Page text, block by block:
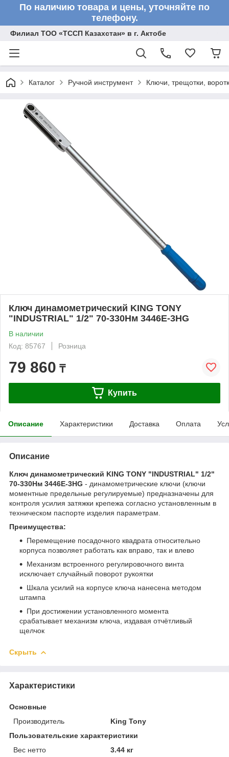
По наличию товара и цены, уточняйте по
телефону.
Филиал ТОО «ТССП Казахстан» в г. Актобе
Каталог Ручной инструмент Ключи, трещотки,
Ключ динамометрический KING TONY
"INDUSTRIAL" 1/2" 70-330Нм 3446E-3HG
В наличии
Код: 85767
Розница
79 860 ₸
Купить
Описание Характеристики Доставка Оплата
Описание
Ключ динамометрический KING TONY "INDUSTRIAL" 1/2"
70-330Нм 3446E-3HG - динамометрические ключи (ключи
моментные предельные регулируемые) предназначены для
контроля усилия затяжки крепежа согласно установленным в
техническом паспорте изделия параметрам.
Преимущества:
Перемещение посадочного квадрата относительно
корпуса позволяет работать как вправо, так и влево
Механизм встроенного регулировочного винта
исключает случайный поворот рукоятки
Шкала усилий на корпусе ключа нанесена методом
штампа
При достижении установленного момента
срабатывает механизм ключа, издавая отчётливый
щелчок
Скрыть
Характеристики
Основные
Производитель
King Tony
Пользовательские характеристики
Вес нетто
3.44 кг